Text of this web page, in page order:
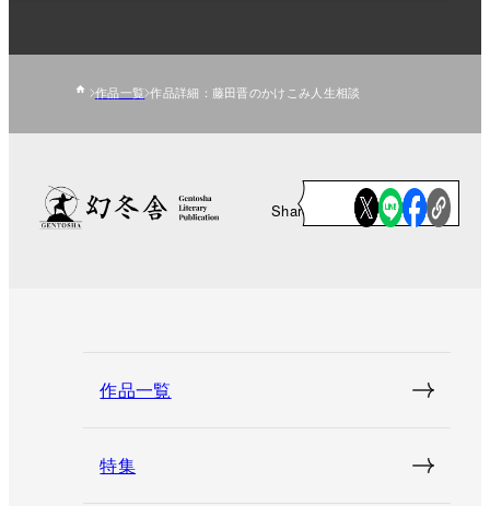
作品一覧 作品詳細：藤田晋のかけこみ人生相談
Share
作品一覧
特集